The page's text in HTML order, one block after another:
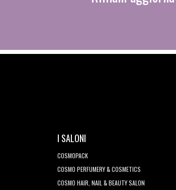
I SALONI
COSMOPACK
COSMO PERFUMERY & COSMETICS
COSMO HAIR, NAIL & BEAUTY SALON